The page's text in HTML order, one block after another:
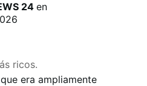
24en
ricos.
era ampliamente